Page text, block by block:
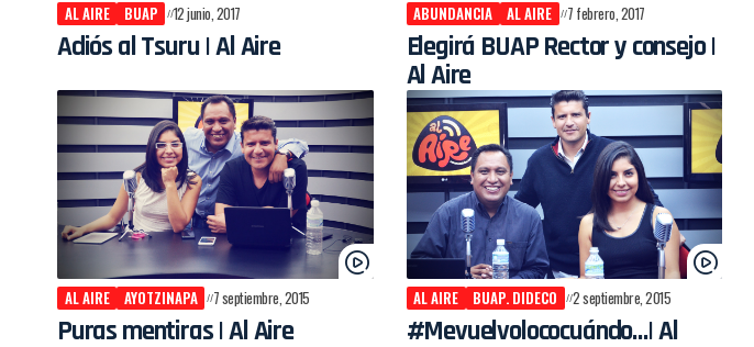
AL AIRE BUAP 12 junio, 2017
Adiós al Tsuru | Al Aire
ABUNDANCIA AL AIRE 7 febrero, 2017
Elegirá BUAP Rector y consejo |
Al Aire
AL AIRE AYOTZINAPA 7 septiembre, 2015
Puras mentiras | Al Aire
AL AIRE BUAP. DIDECO 2 septiembre, 2015
#Mevuelvolococuándo…| Al